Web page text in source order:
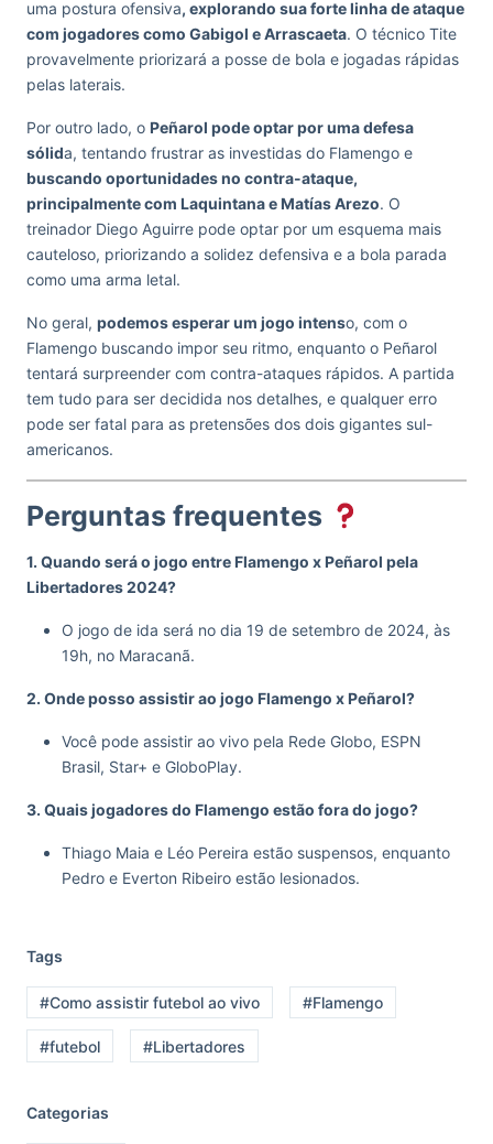
uma postura ofensiva, explorando sua forte linha de ataque
com jogadores como Gabigol e Arrascaeta. O técnico Tite
provavelmente priorizará a posse de bola e jogadas rápidas
pelas laterais.
Por outro lado, o Peñarol pode optar por uma defesa
sólida, tentando frustrar as investidas do Flamengo e
buscando oportunidades no contra-ataque,
principalmente com Laquintana e Matías Arezo. O
treinador Diego Aguirre pode optar por um esquema mais
cauteloso, priorizando a solidez defensiva e a bola parada
como uma arma letal.
No geral, podemos esperar um jogo intenso, com o
Flamengo buscando impor seu ritmo, enquanto o Peñarol
tentará surpreender com contra-ataques rápidos. A partida
tem tudo para ser decidida nos detalhes, e qualquer erro
pode ser fatal para as pretensões dos dois gigantes sul-
americanos.
Perguntas frequentes
1. Quando será o jogo entre Flamengo x Peñarol pela
Libertadores 2024?
O jogo de ida será no dia 19 de setembro de 2024, às
19h, no Maracanã.
2. Onde posso assistir ao jogo Flamengo x Peñarol?
Você pode assistir ao vivo pela Rede Globo, ESPN
Brasil, Star+ e GloboPlay.
3. Quais jogadores do Flamengo estão fora do jogo?
Thiago Maia e Léo Pereira estão suspensos, enquanto
Pedro e Everton Ribeiro estão lesionados.
Tags
#Como assistir futebol ao vivo #Flamengo
#futebol #Libertadores
Categorias